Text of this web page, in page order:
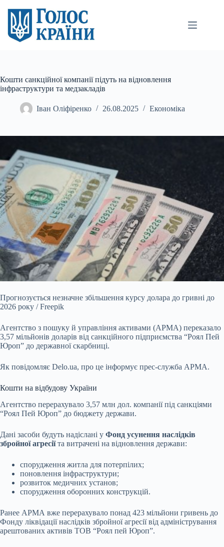
вмісту
Кошти санкційної компанії підуть на відновлення
інфраструктури та медзакладів
Іван Оліфіренко 26.08.2025 Економіка
Прогнозується незначне збільшення курсу долара до гривні до
2026 року / Freepik
Агентство з пошуку й управління активами (АРМА) переказало
3,57 мільйонів доларів від санкційного підприємства “Роял Пей
Юроп” до державної скарбниці.
Як повідомляє Delo.ua, про це інформує прес-служба АРМА.
Кошти на відбудову України
Агентство перерахувало 3,57 млн дол. компанії під санкціями
“Роял Пей Юроп” до бюджету держави.
Дані засоби будуть надіслані у Фонд усунення наслідків
збройної агресіїта витрачені на відновлення держави:
спорудження житла для потерпілих;
поновлення інфраструктури;
розвиток медичних установ;
спорудження оборонних конструкцій.
Ранее АРМА вже перерахувало понад 423 мільйони гривень до
Фонду ліквідації наслідків збройної агресії від адміністрування
арештованих активів ТОВ “Роял пей Юроп”.